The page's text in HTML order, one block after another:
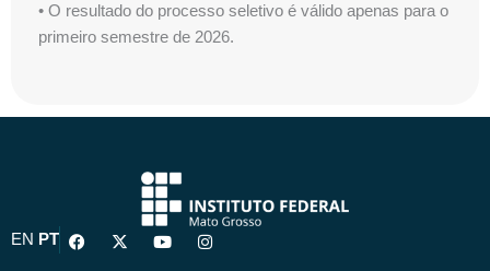
• O resultado do processo seletivo é válido apenas para o
primeiro semestre de 2026.
EN PT
F
a
X
-
Y
o
I
n